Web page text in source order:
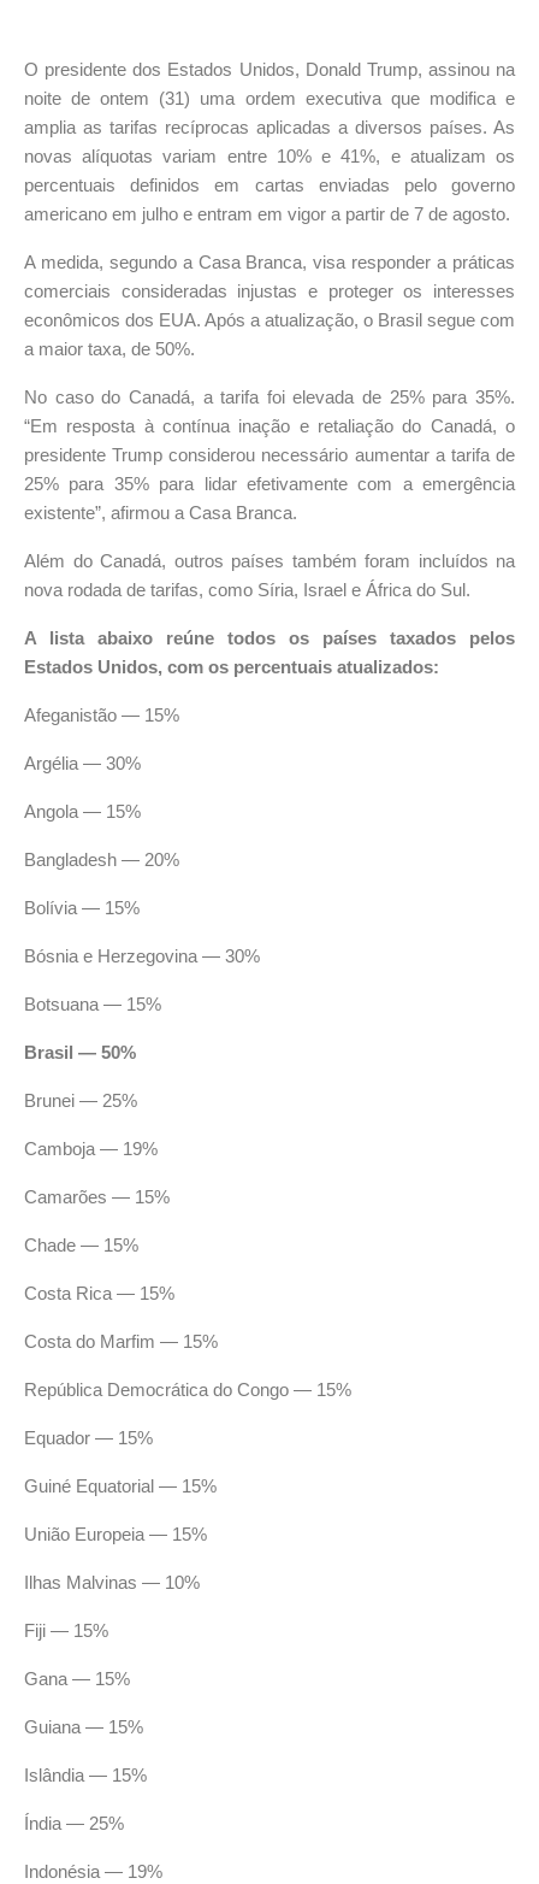
O presidente dos Estados Unidos, Donald Trump, assinou na
noite de ontem (31) uma ordem executiva que modifica e
amplia as tarifas recíprocas aplicadas a diversos países. As
novas alíquotas variam entre 10% e 41%, e atualizam os
percentuais definidos em cartas enviadas pelo governo
americano em julho e entram em vigor a partir de 7 de agosto.
A medida, segundo a Casa Branca, visa responder a práticas
comerciais consideradas injustas e proteger os interesses
econômicos dos EUA. Após a atualização, o Brasil segue com
a maior taxa, de 50%.
No caso do Canadá, a tarifa foi elevada de 25% para 35%.
“Em resposta à contínua inação e retaliação do Canadá, o
presidente Trump considerou necessário aumentar a tarifa de
25% para 35% para lidar efetivamente com a emergência
existente”, afirmou a Casa Branca.
Além do Canadá, outros países também foram incluídos na
nova rodada de tarifas, como Síria, Israel e África do Sul.
A lista abaixo reúne todos os países taxados pelos
Estados Unidos, com os percentuais atualizados:
Afeganistão — 15%
Argélia — 30%
Angola — 15%
Bangladesh — 20%
Bolívia — 15%
Bósnia e Herzegovina — 30%
Botsuana — 15%
Brasil — 50%
Brunei — 25%
Camboja — 19%
Camarões — 15%
Chade — 15%
Costa Rica — 15%
Costa do Marfim — 15%
República Democrática do Congo — 15%
Equador — 15%
Guiné Equatorial — 15%
União Europeia — 15%
Ilhas Malvinas — 10%
Fiji — 15%
Gana — 15%
Guiana — 15%
Islândia — 15%
Índia — 25%
Indonésia — 19%